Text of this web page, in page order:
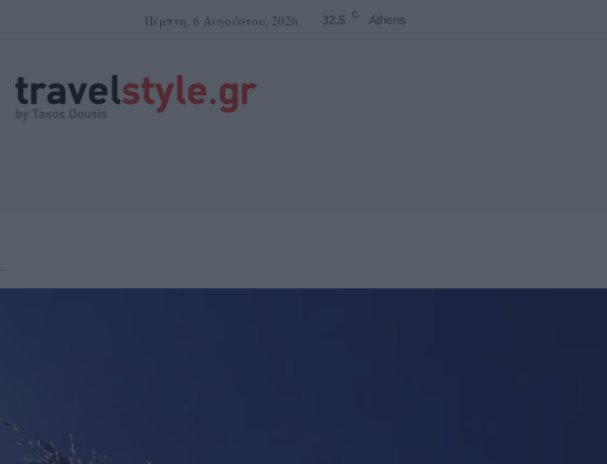
Πέμπτη, 6 Αυγούστου, 2026 32.5 C Athens